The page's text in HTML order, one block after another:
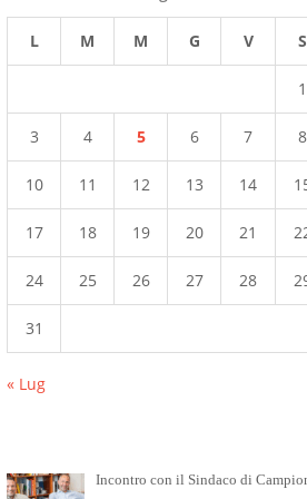
L M M G V S
1
3 4 5 6 7 8
10 11 12 13 14
17 18 19 20 21
24 25 26 27 28
31
« Lug
Incontro con il Sindaco di